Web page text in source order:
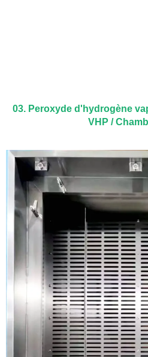
03. Peroxyde d'hydrogène
VHP /